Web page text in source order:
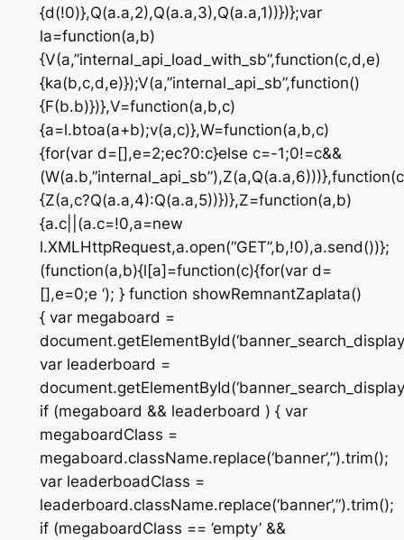
{d(!0)},Q(a.a,2),Q(a.a,3),Q(a.a,1))})};var
la=function(a,b)
{V(a,”internal_api_load_with_sb”,function(c,d,e)
{ka(b,c,d,e)});V(a,”internal_api_sb”,function()
{F(b.b)})},V=function(a,b,c)
{a=l.btoa(a+b);v(a,c)},W=function(a,b,c)
{for(var d=[],e=2;ec?0:c}else c=-1;0!=c&&
{Z(a,c?Q(a.a,4):Q(a.a,5))})},Z=function(a,b)
{a.c||(a.c=!0,a=new
l.XMLHttpRequest,a.open(“GET”,b,!0),a.send())};
(function(a,b){l[a]=function(c){for(var d=
[],e=0;e ‘); } function showRemnantZaplata()
{ var megaboard =
var leaderboard =
if (megaboard && leaderboard ) { var
megaboardClass =
megaboard.className.replace(‘banner’,”).trim();
var leaderboadClass =
leaderboard.className.replace(‘banner’,”).trim();
if (megaboardClass == ’empty’ &&